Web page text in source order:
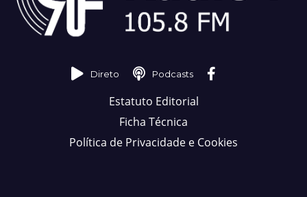
Direto Podcasts
Estatuto Editorial
Ficha Técnica
Política de Privacidade e Cookies